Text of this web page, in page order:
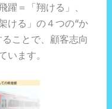
躍＝「翔ける」、
ける」の４つの“か
ことで、顧客志向
います。